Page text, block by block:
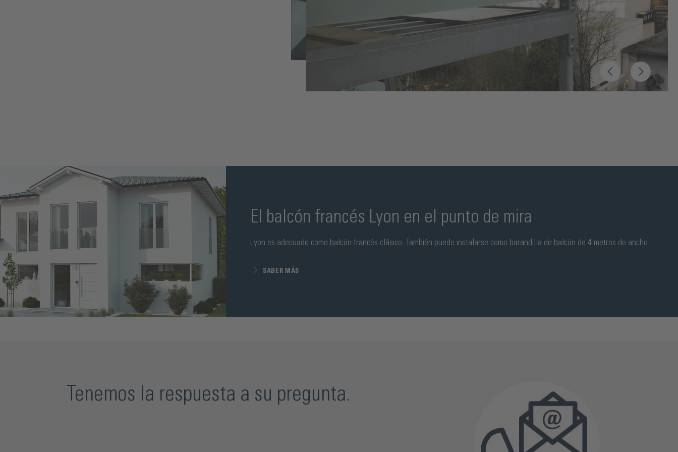
El balcón francés Lyon en el punto de mira
Lyon es adecuado como balcón francés clásico. También puede instalarse como barandilla de balcón de 4 metros de ancho.
SABER MÁS
Tenemos la respuesta a su pregunta.